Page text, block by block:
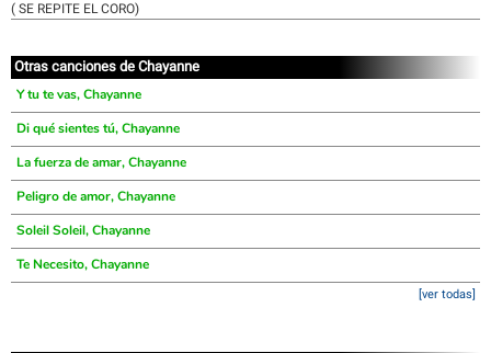
( SE REPITE EL CORO)
Otras canciones de Chayanne
Y tu te vas, Chayanne
Di qué sientes tú, Chayanne
La fuerza de amar, Chayanne
Peligro de amor, Chayanne
Soleil Soleil, Chayanne
Te Necesito, Chayanne
[ver todas]